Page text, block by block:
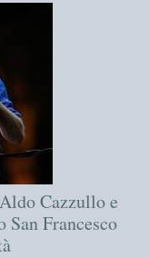
Cazzullo e
Francesco